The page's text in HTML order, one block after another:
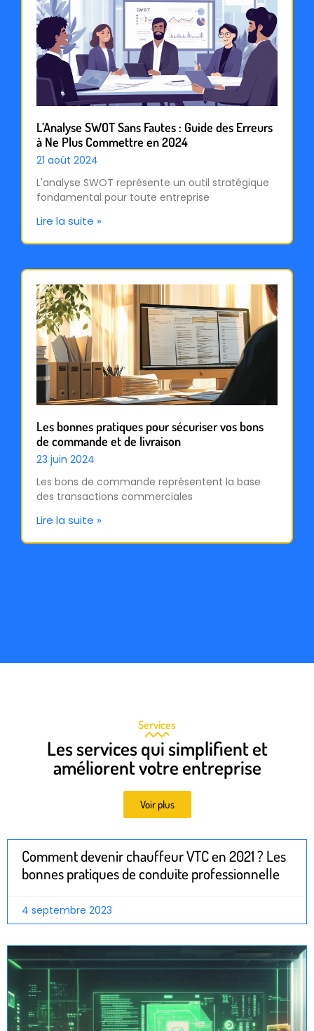
L’Analyse SWOT Sans Fautes : Guide des Erreurs
à Ne Plus Commettre en 2024
21 août 2024
L'analyse SWOT représente un outil stratégique
fondamental pour toute entreprise
Lire la suite »
Les bonnes pratiques pour sécuriser vos bons
de commande et de livraison
23 juin 2024
Les bons de commande représentent la base
des transactions commerciales
Lire la suite »
Services
Les services qui simplifient et
améliorent votre entreprise
Voir plus
Comment devenir chauffeur VTC en 2021 ? Les
bonnes pratiques de conduite professionnelle
4 septembre 2023